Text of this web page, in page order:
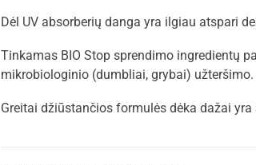
Dėl UV absorberių danga yra ilgiau atspari
Tinkamas BIO Stop sprendimo ingredientų
mikrobiologinio (dumbliai, grybai) užteršimo.
Greitai džiūstančios formulės dėka dažai